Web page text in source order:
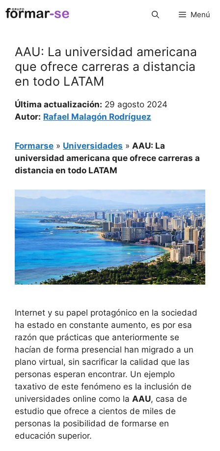
Saltar
al
Menú
AAU: La universidad americana
que ofrece carreras a distancia
en todo LATAM
Última actualización: 29 agosto 2024
Autor: Rafael Malagón Rodríguez
Formarse » Universidades » AAU: La
universidad americana que ofrece carreras a
distancia en todo LATAM
Internet y su papel protagónico en la sociedad
ha estado en constante aumento, es por esa
razón que prácticas que anteriormente se
hacían de forma presencial han migrado a un
plano virtual, sin sacrificar la calidad que las
personas esperan encontrar. Un ejemplo
taxativo de este fenómeno es la inclusión de
universidades online como la AAU, casa de
estudio que ofrece a cientos de miles de
personas la posibilidad de formarse en
educación superior.